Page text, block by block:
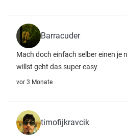
Barracuder
Mach doch einfach selber einen je
willst geht das super easy
vor 3 Monate
timofijkravcik